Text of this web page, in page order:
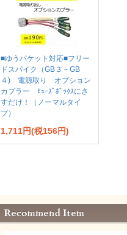
■ゆうパケット対応■フリー
ドスパイク（GB３－GB
４) 電源取り オプション
カプラー ﾋｭｰｽﾞﾎﾞｯｸｽにさ
すだけ！（ノーマルタイ
プ）
1,711円(税156円)